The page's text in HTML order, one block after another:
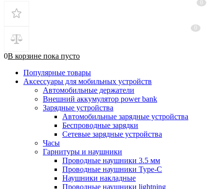
0В корзине пока пусто
Популярные товары
Аксессуары для мобильных устройств
Автомобильные держатели
Внешний аккумулятор power bank
Зарядные устройства
Автомобильные зарядные устройства
Беспроводные зарядки
Сетевые зарядные устройства
Часы
Гарнитуры и наушники
Проводные наушники 3.5 мм
Проводные наушники Type-C
Наушники накладные
Проводные наушники lightning